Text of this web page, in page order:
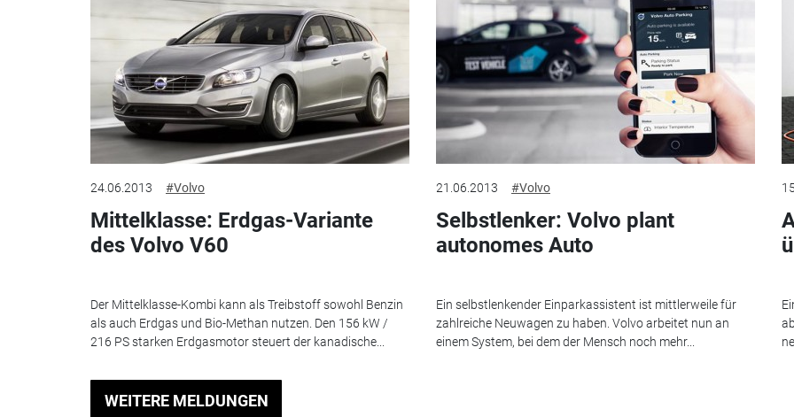
24.06.2013 #Volvo
Mittelklasse: Erdgas-Variante
des Volvo V60
Der Mittelklasse-Kombi kann als Treibstoff sowohl Benzin
als auch Erdgas und Bio-Methan nutzen. Den 156 kW /
216 PS starken Erdgasmotor steuert der kanadische...
21.06.2013 #Volvo
Selbstlenker: Volvo plant
autonomes Auto
Ein selbstlenkender Einparkassistent ist mittlerweile für
zahlreiche Neuwagen zu haben. Volvo arbeitet nun an
einem System, bei dem der Mensch noch mehr...
WEITERE MELDUNGEN